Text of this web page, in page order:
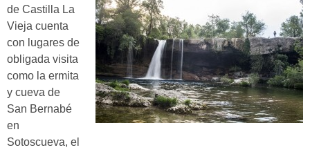
de Castilla La
Vieja cuenta
con lugares de
obligada visita
como la ermita
y cueva de
San Bernabé
en
Sotoscueva, el